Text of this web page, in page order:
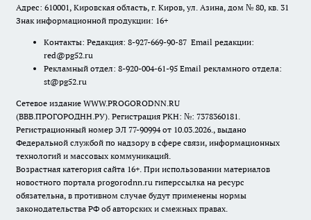
Адрес: 610001, Кировская область, г. Киров, ул. Азина, дом № 80, кв. 31
Знак информационной продукции: 16+
Контакты: Редакция: 8-927-669-90-87 Email редакции:
red@pg52.ru
Рекламный отдел: 8-920-004-61-95 Email рекламного отдела:
st@pg52.ru
Сетевое издание WWW.PROGORODNN.RU
(ВВВ.ПРОГОРОДНН.РУ). Регистрация РКН: №: 7378360181.
Регистрационный номер ЭЛ 77-90994 от 10.03.2026., выдано
Федеральной службой по надзору в сфере связи, информационных
технологий и массовых коммуникаций.
Возрастная категория сайта 16+. При использовании материалов
новостного портала progorodnn.ru гиперссылка на ресурс
обязательна, в противном случае будут применены нормы
законодательства РФ об авторских и смежных правах.